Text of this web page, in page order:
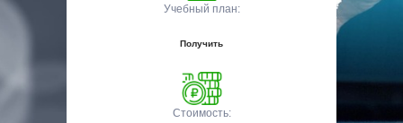
Учебный план:
Получить
Стоимость: